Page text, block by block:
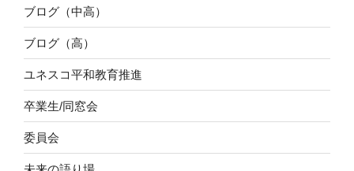
ブログ（中高）
ブログ（高）
ユネスコ平和教育推進
卒業生/同窓会
委員会